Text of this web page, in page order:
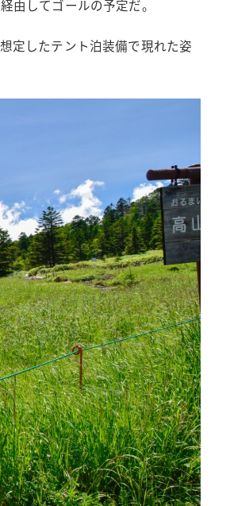
由してゴールの予定だ。
定したテント泊装備で現れた姿